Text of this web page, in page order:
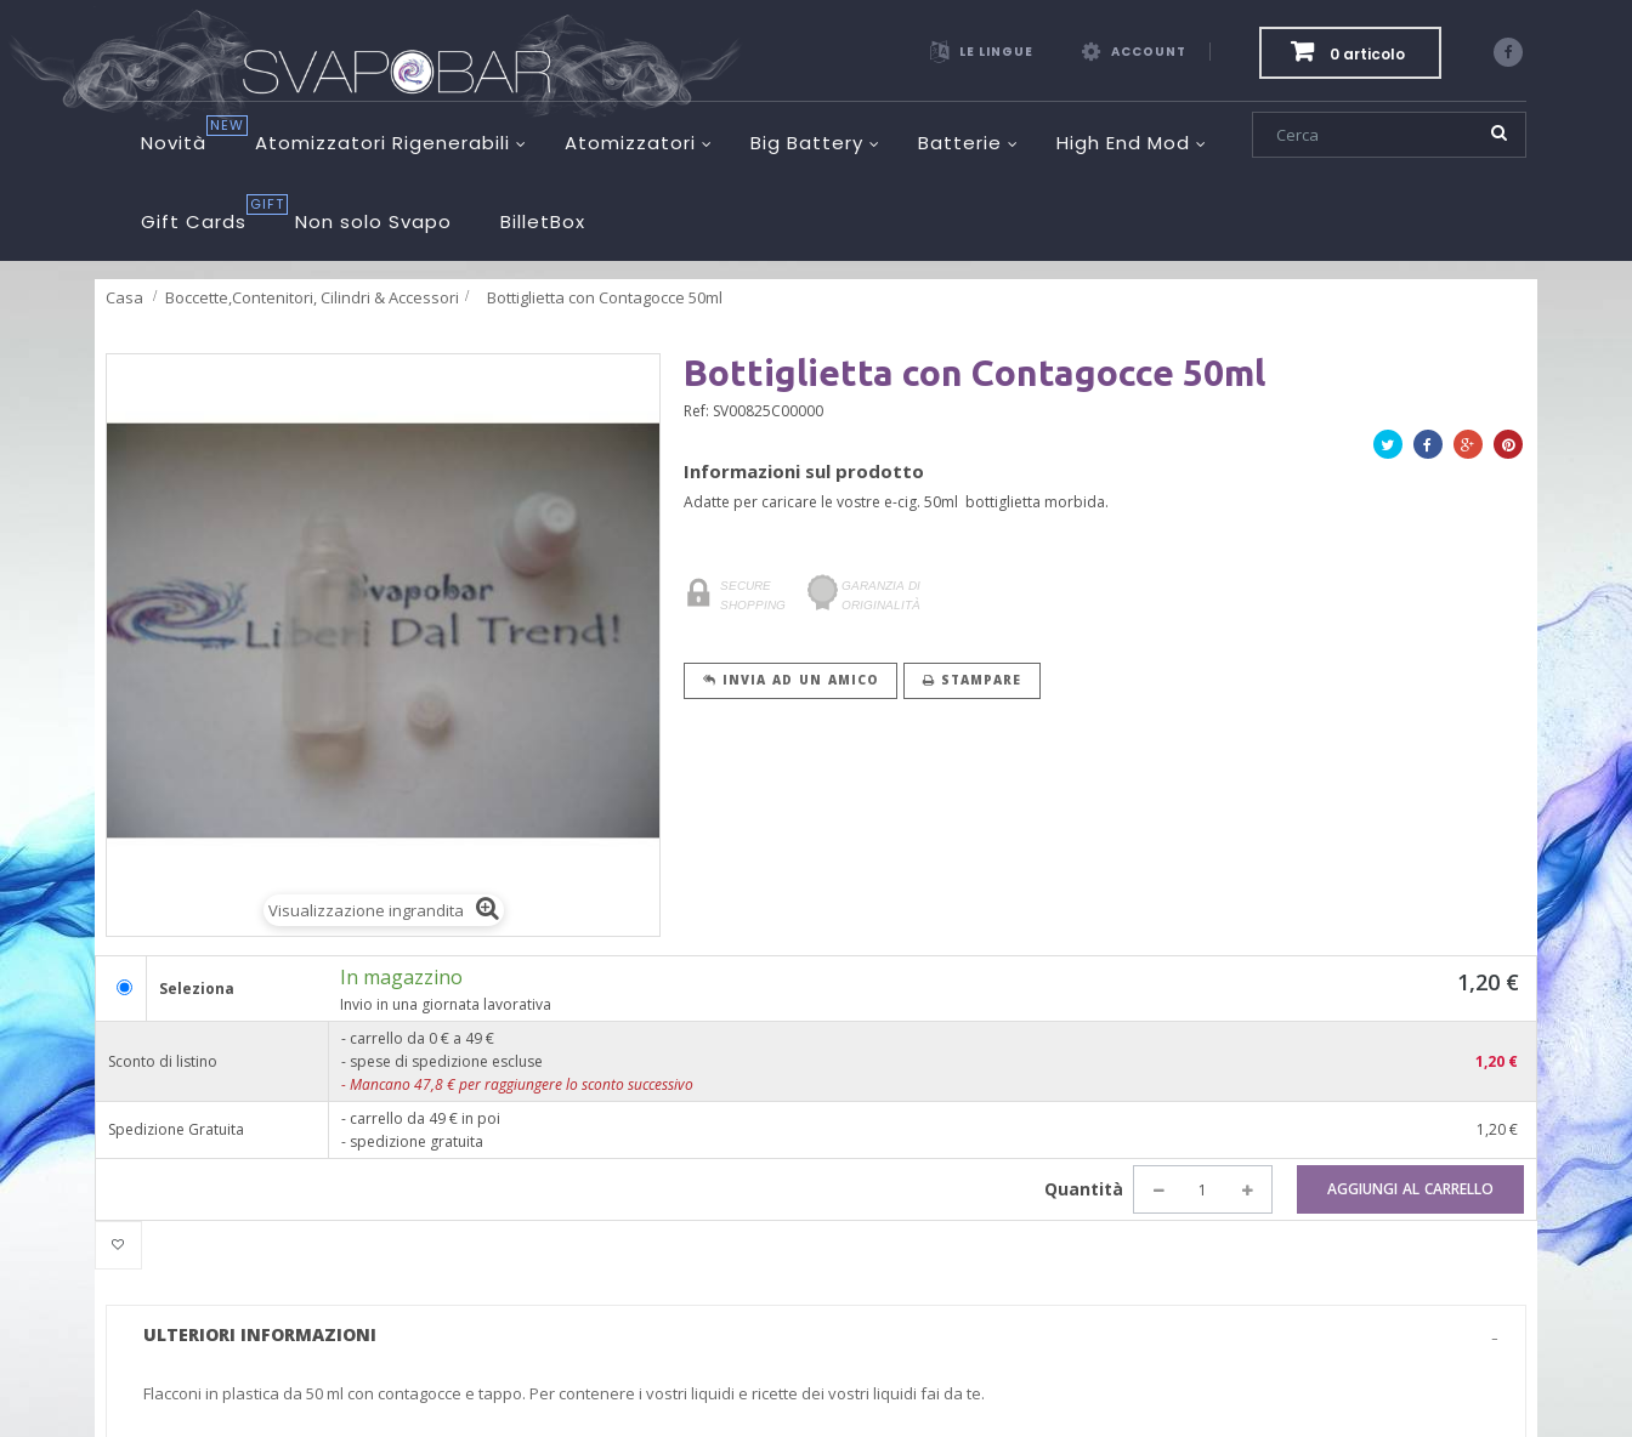
0 articolo
ACCOUNT
LE LINGUE
Novità
NEW
Atomizzatori Rigenerabili Atomizzatori Big Battery Batterie High End Mod
Gift Cards
GIFT
Non solo Svapo BilletBox
Casa Boccette,Contenitori, Cilindri & Accessori > Bottiglietta con Contagocce 50ml
Visualizzazione ingrandita
Bottiglietta con Contagocce 50ml
Ref: SV00825C00000
Twitta FacebookGoogle+Pinterest
Informazioni sul prodotto
Adatte per caricare le vostre e-cig. 50ml bottiglietta morbida.
SECURE
SHOPPING
GARANZIA DI
ORIGINALITÀ
INVIA AD UN AMICO STAMPARE
Seleziona In magazzino
Invio in una giornata lavorativa
1,20 €
Sconto di listino
- carrello da 0 € a 49 €
- spese di spedizione escluse
-Mancano47,8€ per raggiungere lo sconto successivo
1,20 €
Spedizione Gratuita
- carrello da 49 € in poi
- spedizione gratuita
1,20 €
Quantità AGGIUNGI AL CARRELLO
ULTERIORI INFORMAZIONI
Flacconi in plastica da 50 ml con contagocce e tappo. Per contenere i vostri liquidi e ricette dei vostri liquidi fai da te.